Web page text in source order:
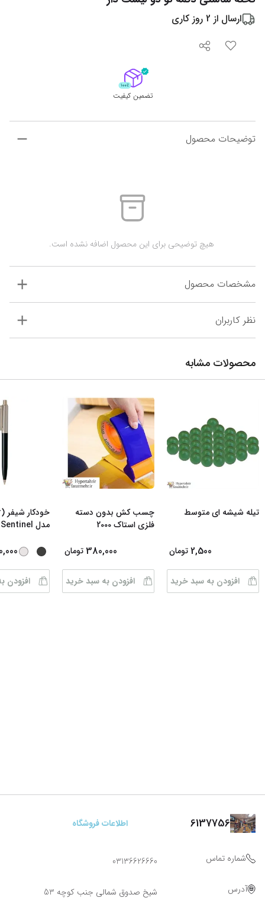
ارسال از 2 روز کاری
تضمین کیفیت
توضیحات محصول
مشخصات محصول
نظر کاربران
محصولات مشابه
تیله شیشه ای متوسط
2,500 تومان
افزودن به سبد خرید
چسب کش بدون دسته
فلزی استاک 2000
380,000 تومان
افزودن به سبد خرید
مدل Sentinel رن
افزودن
6137756 اطلاعات فروشگاه
شماره تماس 03136626660
آدرس شیخ صدوق شمالی جنب کوچه 53